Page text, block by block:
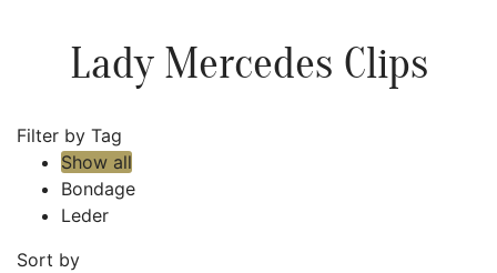
Lady Mercedes Clips
Filter by Tag
Show all
Bondage
Leder
Sort by